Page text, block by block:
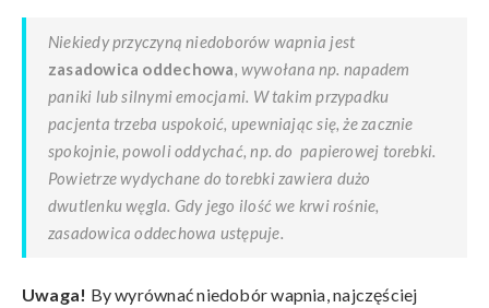
Niekiedy przyczyną niedoborów wapnia jest
zasadowica oddechowa, wywołana np. napadem
paniki lub silnymi emocjami. W takim przypadku
pacjenta trzeba uspokoić, upewniając się, że zacznie
spokojnie, powoli oddychać, np. do papierowej torebki.
Powietrze wydychane do torebki zawiera dużo
dwutlenku węgla. Gdy jego ilość we krwi rośnie,
zasadowica oddechowa ustępuje.
Uwaga! By wyrównać niedobór wapnia, najczęściej